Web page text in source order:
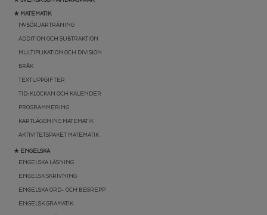
★ MATEMATIK
NYBÖRJARTRÄNING
ADDITION OCH SUBTRAKTION
MULTIPLIKATION OCH DIVISION
BRÅK
TEXTUPPGIFTER
TID: KLOCKAN OCH KALENDER
PROGRAMMERING
KARTLÄGGNING MATEMATIK
AKTIVITETSPAKET MATEMATIK
★ ENGELSKA
ENGELSKA LÄSNING
ENGELSK SKRIVNING
ENGELSKA ORD- OCH BEGREPP
ENGELSK GRAMATIK